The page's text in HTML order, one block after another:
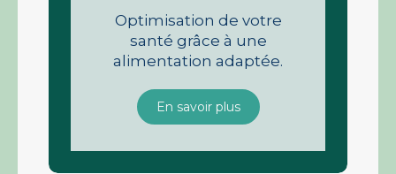
Optimisation de votre
santé grâce à une
alimentation adaptée.
En savoir plus